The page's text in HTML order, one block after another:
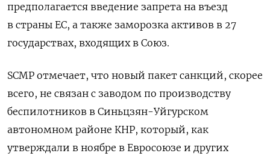
предполагается введение запрета на въезд
в страны ЕС, а также заморозка активов в 27
государствах, входящих в Союз.
SCMP отмечает, что новый пакет санкций, скорее
всего, не связан с заводом по производству
беспилотников в Синьцзян-Уйгурском
автономном районе КНР, который, как
утверждали в ноябре в Евросоюзе и других